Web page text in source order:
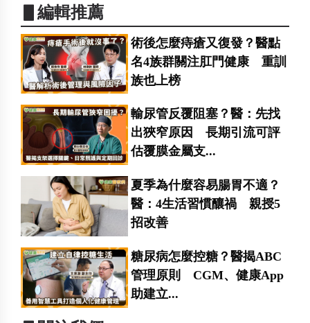
▋編輯推薦
術後怎麼痔瘡又復發？醫點
名4族群關注肛門健康 重訓
族也上榜
輸尿管反覆阻塞？醫：先找
出狹窄原因 長期引流可評
估覆膜金屬支...
夏季為什麼容易腸胃不適？
醫：4生活習慣釀禍 親授5
招改善
糖尿病怎麼控糖？醫揭ABC
管理原則 CGM、健康App
助建立...